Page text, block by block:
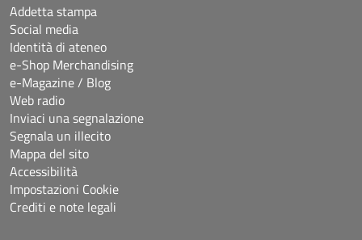
Addetta stampa
Social media
Identità di ateneo
e-Shop Merchandising
e-Magazine / Blog
Web radio
Inviaci una segnalazione
Segnala un illecito
Mappa del sito
Accessibilità
Impostazioni Cookie
Crediti e note legali